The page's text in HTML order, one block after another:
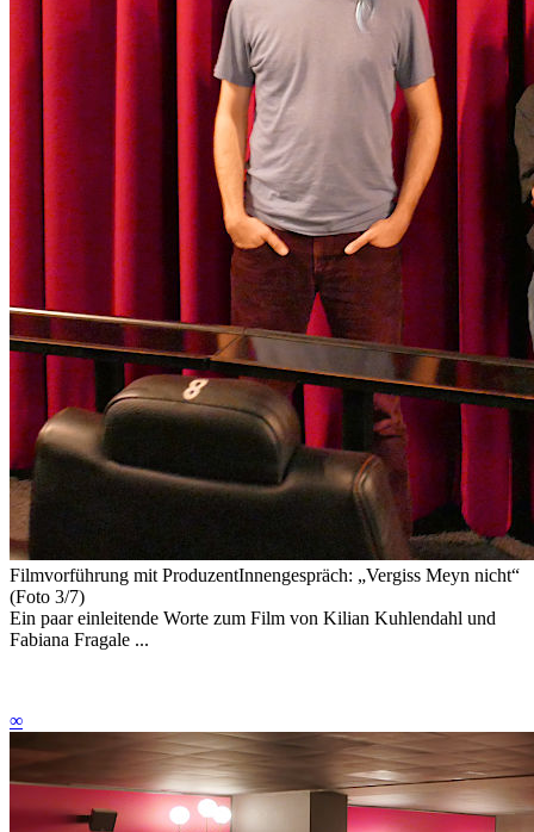
Filmvorführung mit ProduzentInnengespräch: „Vergiss Meyn nicht“
(Foto 3/7)
Ein paar einleitende Worte zum Film von Kilian Kuhlendahl und
Fabiana Fragale ...
∞